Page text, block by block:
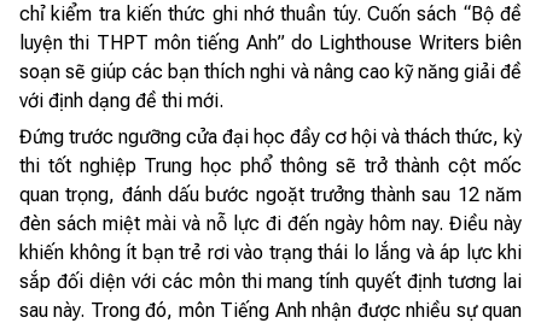
chỉ kiểm tra kiến thức ghi nhớ thuần túy. Cuốn sách “Bộ đề
luyện thi THPT môn tiếng Anh” do Lighthouse Writers biên
soạn sẽ giúp các bạn thích nghi và nâng cao kỹ năng giải đề
với định dạng đề thi mới.
Đứng trước ngưỡng cửa đại học đầy cơ hội và thách thức, kỳ
thi tốt nghiệp Trung học phổ thông sẽ trở thành cột mốc
quan trọng, đánh dấu bước ngoặt trưởng thành sau 12 năm
đèn sách miệt mài và nỗ lực đi đến ngày hôm nay. Điều này
khiến không ít bạn trẻ rơi vào trạng thái lo lắng và áp lực khi
sắp đối diện với các môn thi mang tính quyết định tương lai
sau này. Trong đó, môn Tiếng Anh nhận được nhiều sự quan